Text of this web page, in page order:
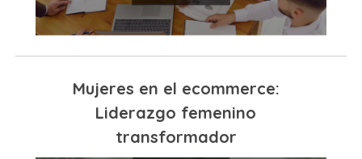
Mujeres en el ecommerce:
Liderazgo femenino
transformador